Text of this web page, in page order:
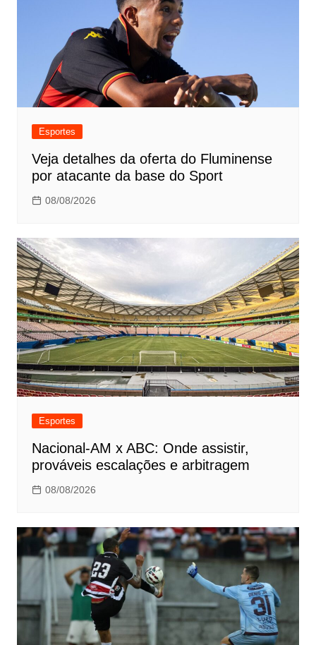
Esportes
Veja detalhes da oferta do Fluminense
por atacante da base do Sport
08/08/2026
Esportes
Nacional-AM x ABC: Onde assistir,
prováveis escalações e arbitragem
08/08/2026